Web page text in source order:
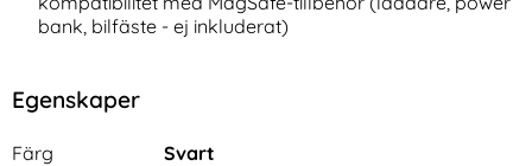
bank, bilfäste - ej inkluderat)
Egenskaper
Egenskaper/attribut för denna produkt
Attribut
Färg
Svart